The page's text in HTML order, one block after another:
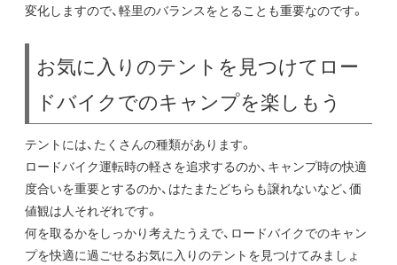
変化しますので、軽里のバランスをとることも重要なのです。
お気に入りのテントを見つけてロー
ドバイクでのキャンプを楽しもう
テントには、たくさんの種類があります。
ロードバイク運転時の軽さを追求するのか、キャンプ時の快適
度合いを重要とするのか、はたまたどちらも譲れないなど、価
値観は人それぞれです。
何を取るかをしっかり考えたうえで、ロードバイクでのキャン
プを快適に過ごせるお気に入りのテントを見つけてみましょ